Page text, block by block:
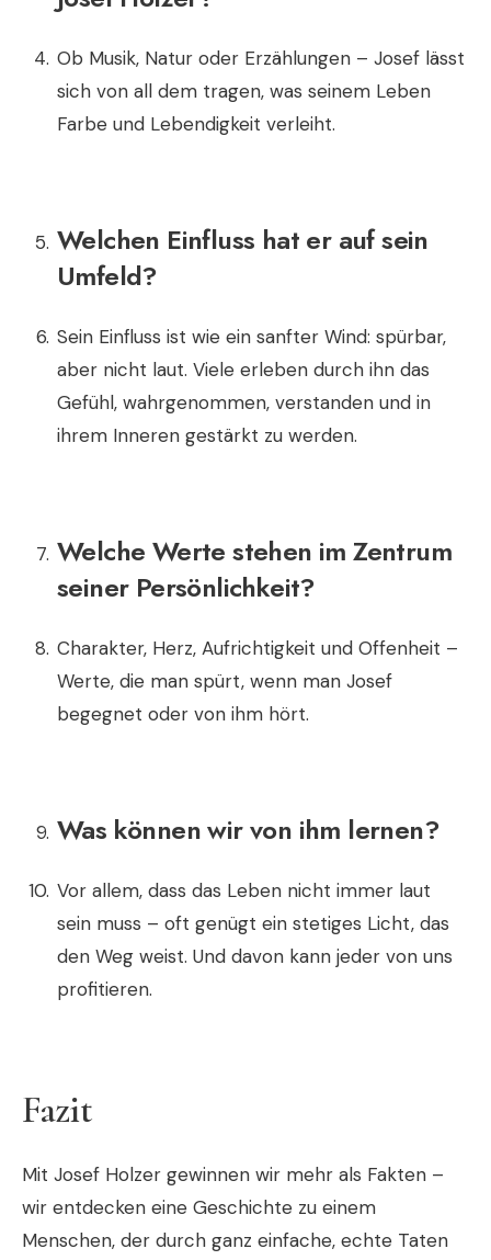
Ob Musik, Natur oder Erzählungen – Josef lässt
sich von all dem tragen, was seinem Leben
Farbe und Lebendigkeit verleiht.
Welchen Einfluss hat er auf sein
Umfeld?
Sein Einfluss ist wie ein sanfter Wind: spürbar,
aber nicht laut. Viele erleben durch ihn das
Gefühl, wahrgenommen, verstanden und in
ihrem Inneren gestärkt zu werden.
Welche Werte stehen im Zentrum
seiner Persönlichkeit?
Charakter, Herz, Aufrichtigkeit und Offenheit –
Werte, die man spürt, wenn man Josef
begegnet oder von ihm hört.
Was können wir von ihm lernen?
Vor allem, dass das Leben nicht immer laut
sein muss – oft genügt ein stetiges Licht, das
den Weg weist. Und davon kann jeder von uns
profitieren.
Fazit
Mit Josef Holzer gewinnen wir mehr als Fakten –
wir entdecken eine Geschichte zu einem
Menschen, der durch ganz einfache, echte Taten